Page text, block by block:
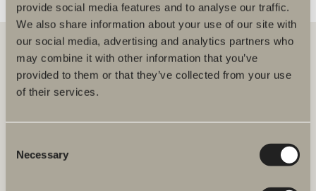
provide social media features and to analyse our traffic.
We also share information about your use of our site with
our social media, advertising and analytics partners who
may combine it with other information that you’ve
provided to them or that they’ve collected from your use
of their services.
Selection
Necessary
Hos oss finner du alt for hele baderommet. Fra baderomsmøbler,
servanter og blandebatterier til dusjer, badekar, håndkletørkere og
Verkstadsvägen 1,